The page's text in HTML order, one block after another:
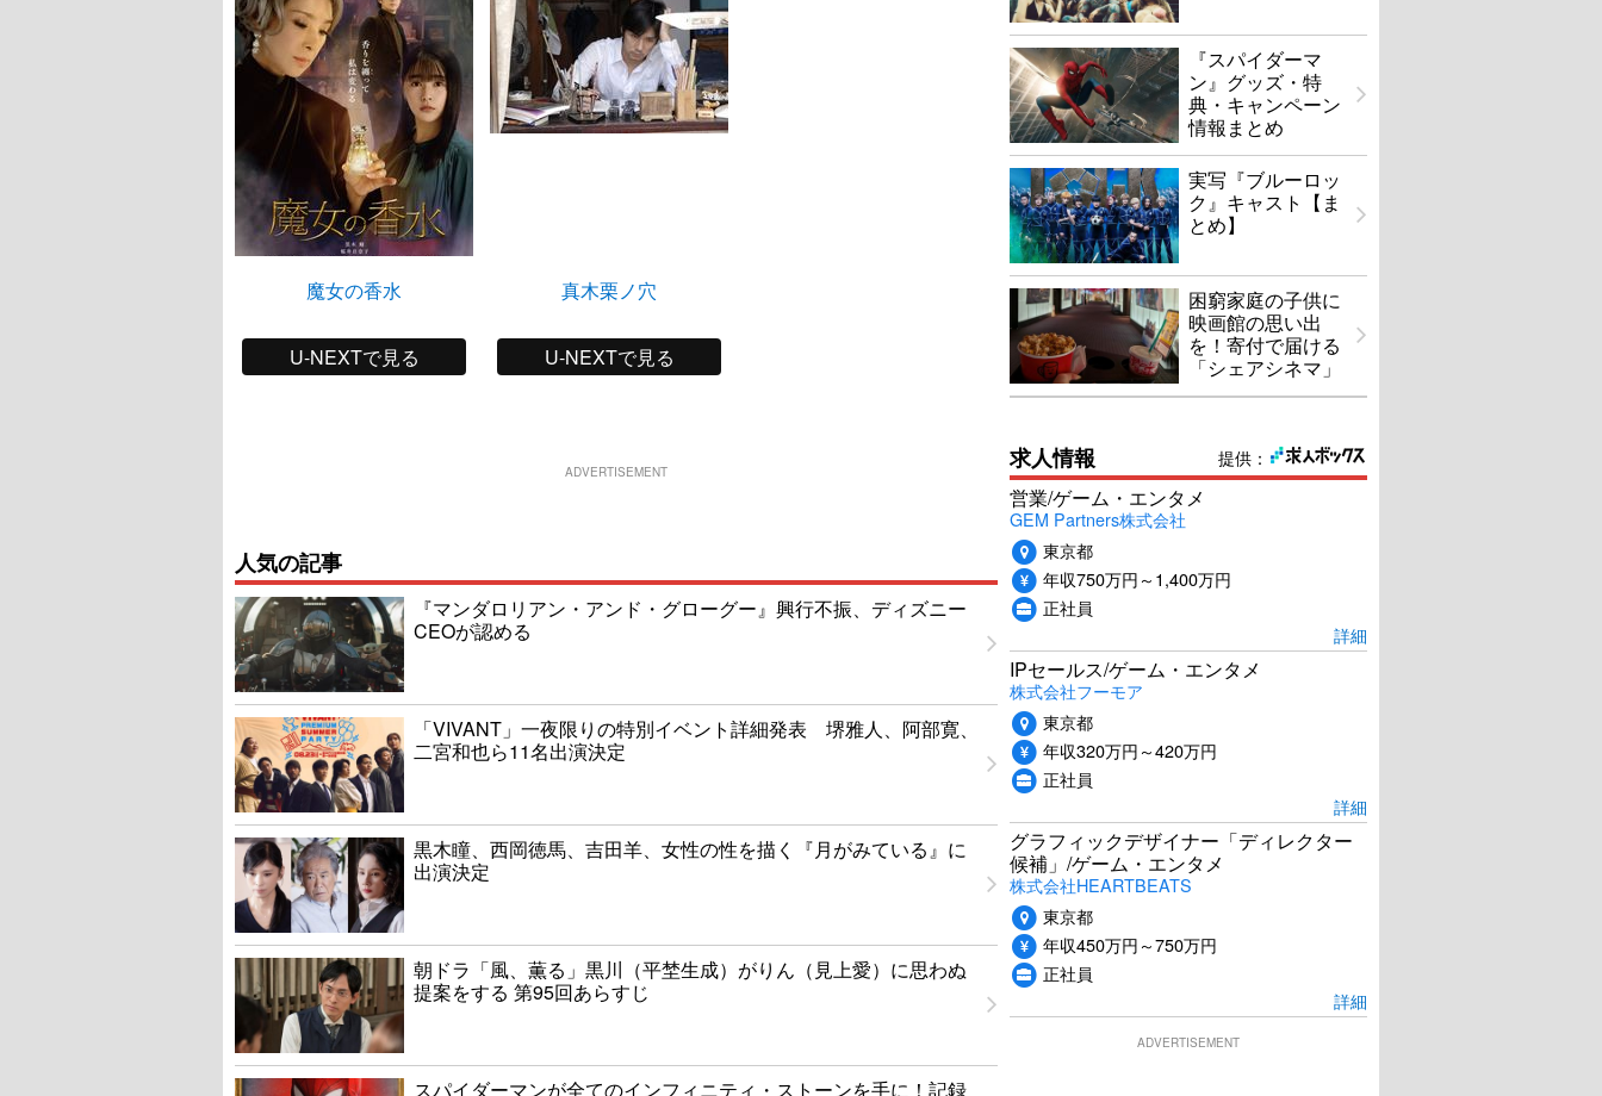
魔女の香水
U-NEXTで見る
真木栗ノ穴
U-NEXTで見る
ADVERTISEMENT
人気の記事
『マンダロリアン・アンド・グローグー』興行不振、ディズニー
CEOが認める
「VIVANT」一夜限りの特別イベント詳細発表 堺雅人、阿部寛、
二宮和也ら11名出演決定
黒木瞳、西岡徳馬、吉田羊、女性の性を描く『月がみている』に
出演決定
朝ドラ「風、薫る」黒川（平埜生成）がりん（見上愛）に思わぬ
提案をする 第95回あらすじ
スパイダーマンが全てのインフィニティ・ストーンを手に！記録
『スパイダーマ
ン』グッズ・特
典・キャンペーン
情報まとめ
実写『ブルーロッ
ク』キャスト【ま
とめ】
困窮家庭の子供に
映画館の思い出
を！寄付で届ける
「シェアシネマ」
提供：
求人情報
営業/ゲーム・エンタメ
GEM Partners株式会社
東京都
年収750万円～1,400万円
正社員
詳細
IPセールス/ゲーム・エンタメ
株式会社フーモア
東京都
年収320万円～420万円
正社員
詳細
グラフィックデザイナー「ディレクター
候補」/ゲーム・エンタメ
株式会社HEARTBEATS
東京都
年収450万円～750万円
正社員
詳細
ADVERTISEMENT